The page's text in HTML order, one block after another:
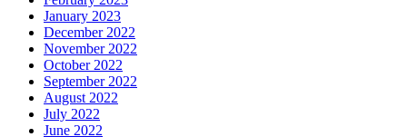
January 2023
December 2022
November 2022
October 2022
September 2022
August 2022
July 2022
June 2022